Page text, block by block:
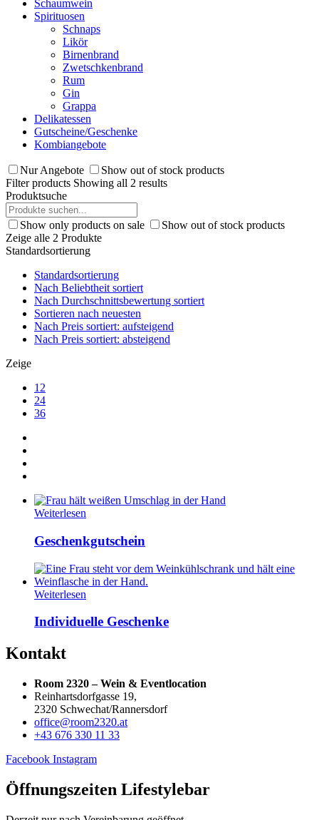
Schaumwein
Spirituosen
Schnaps
Likör
Birnenbrand
Zwetschkenbrand
Rum
Gin
Grappa
Delikatessen
Gutscheine/Geschenke
Kombiangebote
Nur Angebote
Show out of stock products
Filter products Showing all 2 results
Produktsuche
Show only products on sale
Show out of stock products
Zeige alle 2 Produkte
Standardsortierung
Standardsortierung
Nach Beliebtheit sortiert
Nach Durchschnittsbewertung sortiert
Sortieren nach neuesten
Nach Preis sortiert: aufsteigend
Nach Preis sortiert: absteigend
Zeige
12
24
36
Weiterlesen
Geschenkgutschein
Weiterlesen
Individuelle Geschenke
Kontakt
Room 2320 – Wein & Eventlocation
Reinhartsdorfgasse 19,
2320 Schwechat/Rannersdorf
office@room2320.at
+43 676 330 11 33
Facebook Instagram
Öffnungszeiten Lifestylebar